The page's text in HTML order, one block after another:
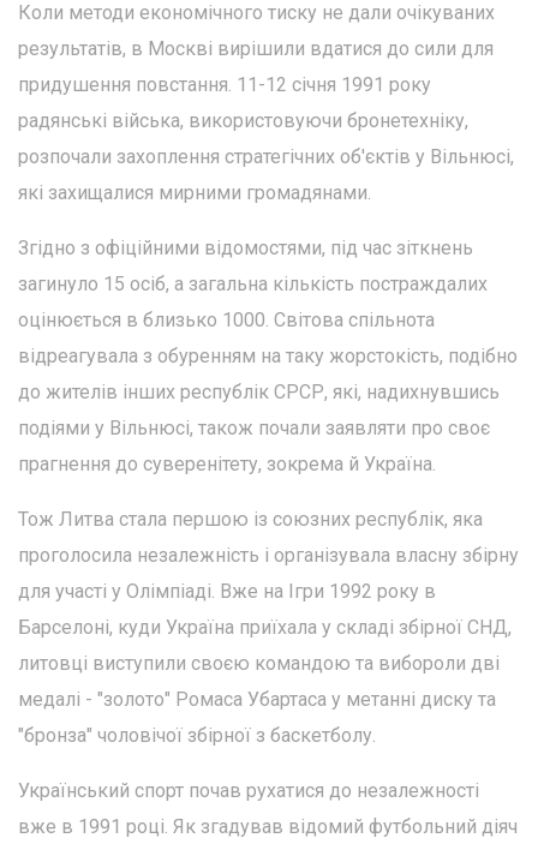
Коли методи економічного тиску не дали очікуваних
результатів, в Москві вирішили вдатися до сили для
придушення повстання. 11-12 січня 1991 року
радянські війська, використовуючи бронетехніку,
розпочали захоплення стратегічних об'єктів у Вільнюсі,
які захищалися мирними громадянами.
Згідно з офіційними відомостями, під час зіткнень
загинуло 15 осіб, а загальна кількість постраждалих
оцінюється в близько 1000. Світова спільнота
відреагувала з обуренням на таку жорстокість, подібно
до жителів інших республік СРСР, які, надихнувшись
подіями у Вільнюсі, також почали заявляти про своє
прагнення до суверенітету, зокрема й Україна.
Тож Литва стала першою із союзних республік, яка
проголосила незалежність і організувала власну збірну
для участі у Олімпіаді. Вже на Ігри 1992 року в
Барселоні, куди Україна приїхала у складі збірної СНД,
литовці виступили своєю командою та вибороли дві
медалі - "золото" Ромаса Убартаса у метанні диску та
"бронза" чоловічої збірної з баскетболу.
Український спорт почав рухатися до незалежності
вже в 1991 році. Як згадував відомий футбольний діяч